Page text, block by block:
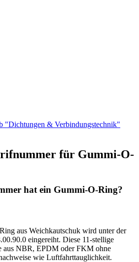
"Dichtungen & Verbindungstechnik"
für Gummi-O-
hat ein Gummi-O-Ring?
aus Weichkautschuk wird unter der
eingereiht. Diese 11-stellige
aus NBR, EPDM oder FKM ohne
wie Luftfahrttauglichkeit.